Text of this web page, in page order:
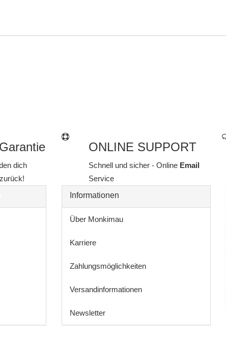
dich
ONLINE SUPPORT
Schnell und sicher - Online Email
Service
Informationen
Über Monkimau
Karriere
Zahlungsmöglichkeiten
Versandinformationen
Newsletter